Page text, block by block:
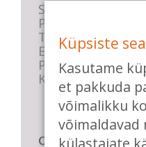
Stuudio sisekord
Tasemete
E-poe tingimused
Parkimise info
KKK
Casa de Baile
Küpsiste
Kasutame
et pakkuda
võimalikku
võimaldavad
külastajate